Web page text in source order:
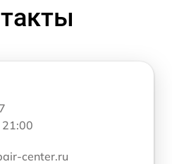
center.ru